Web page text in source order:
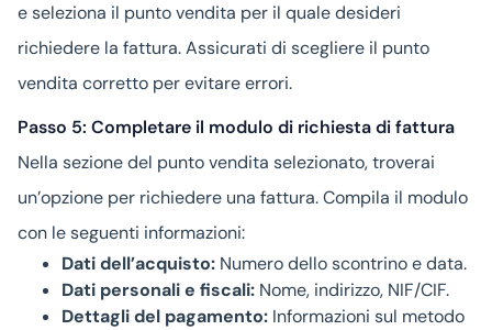
e seleziona il punto vendita per il quale desideri
richiedere la fattura. Assicurati di scegliere il punto
vendita corretto per evitare errori.
Passo 5: Completare il modulo di richiesta di fattura
Nella sezione del punto vendita selezionato, troverai
un’opzione per richiedere una fattura. Compila il modulo
con le seguenti informazioni:
Dati dell’acquisto: Numero dello scontrino e data.
Dati personali e fiscali: Nome, indirizzo, NIF/CIF.
Dettagli del pagamento: Informazioni sul metodo